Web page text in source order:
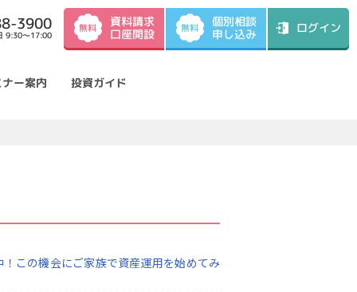
3900
9:30～17:00
無料 資料請求
口座開設 無料 個別相談
申し込み ログイン
ー案内 投資ガイド
！この機会にご家族で資産運用を始めてみ